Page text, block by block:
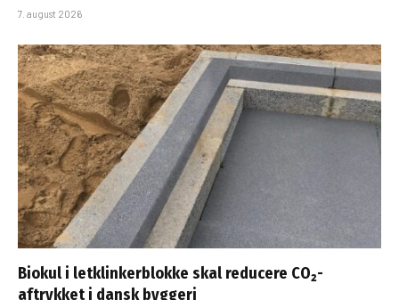
7. august 2026
Biokul i letklinkerblokke skal reducere CO₂-
aftrykket i dansk byggeri